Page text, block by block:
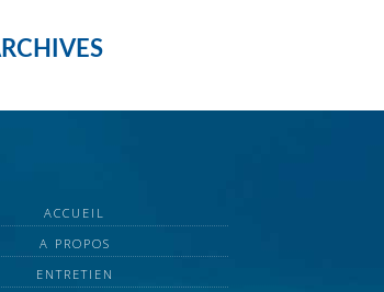
ACCUEIL
A PROPOS
ENTRETIEN